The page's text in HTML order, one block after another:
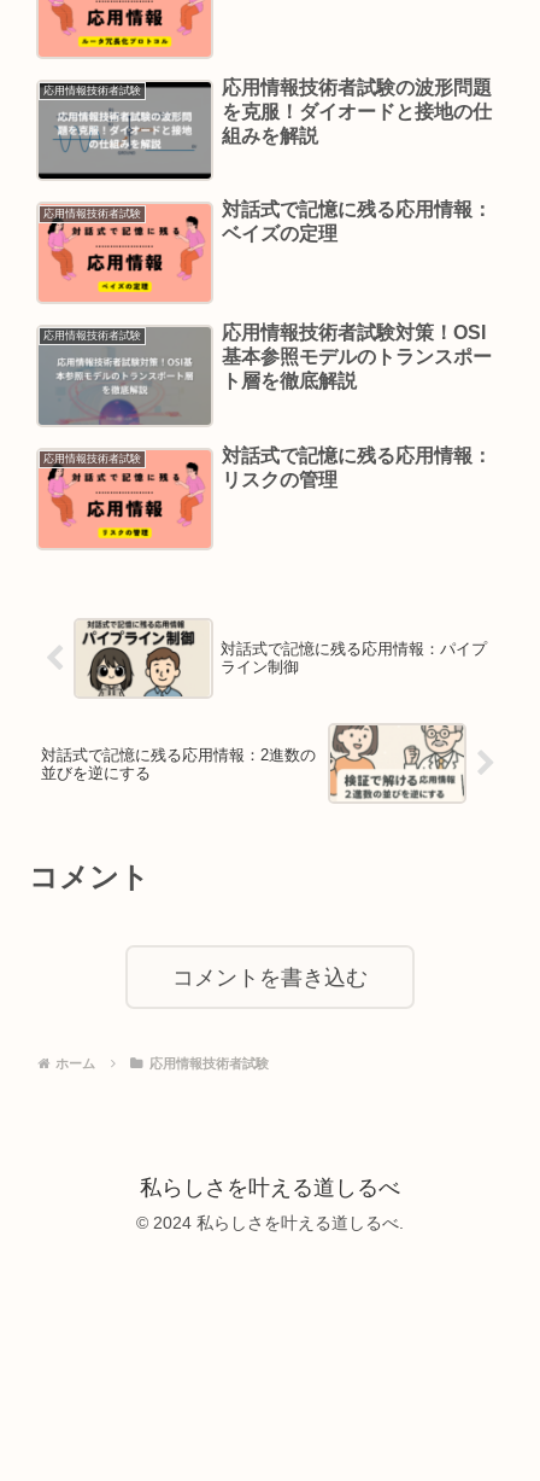
応用情報技術者試験
応用情報技術者試験の波形問題
を克服！ダイオードと接地の仕
組みを解説
応用情報技術者試験
対話式で記憶に残る応用情報：
ベイズの定理
応用情報技術者試験
応用情報技術者試験対策！OSI
基本参照モデルのトランスポー
ト層を徹底解説
応用情報技術者試験
対話式で記憶に残る応用情報：
リスクの管理
対話式で記憶に残る応用情報：パイプ
ライン制御
対話式で記憶に残る応用情報：2進数の
並びを逆にする
コメント
コメントを書き込む
ホーム 応用情報技術者試験
私らしさを叶える道しるべ
© 2024 私らしさを叶える道しるべ.